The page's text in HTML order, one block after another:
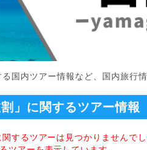
国内ツアー情報など、国内旅行情
」に関するツアー情報
関するツアーは見つかりませんでし